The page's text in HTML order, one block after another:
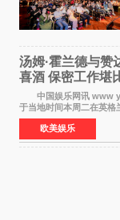
汤姆·霍兰德与赞
喜酒 保密工作堪
中国娱乐网讯 www
于当地时间本周二在英
顿）举办婚宴，邀请家人
欧美娱乐